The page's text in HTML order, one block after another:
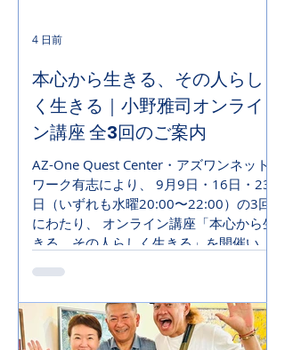
場——それがAZ-One Quest Centerで
す。
本心から生きる、その人らし
く生きる｜小野雅司オンライ
ン講座 全3回のご案内
AZ-One Quest Center・アズワンネット
ワーク有志により、 9月9日・16日・23
日（いずれも水曜20:00〜22:00）の3回
にわたり、 オンライン講座「本心から生
きる、その人らしく生きる」を開催いた
わたりコミュニティづくりの実践と研究
を続けてきた小野雅司。 2001年に三重
県鈴鹿市で創立された「アズワン鈴鹿コ
ミュニティ」の歩みをもとに、理想のコ
4 日前